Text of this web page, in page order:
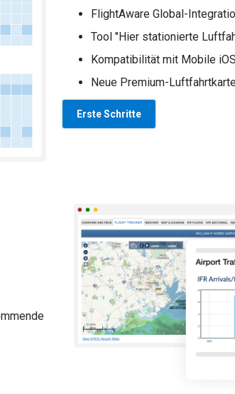
FlightAware Global-
Tool "Hier stationierte
Kompatibilität mit Mobile iOS
Neue Premium-
Erste Schritte